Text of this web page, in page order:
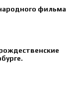
фильма